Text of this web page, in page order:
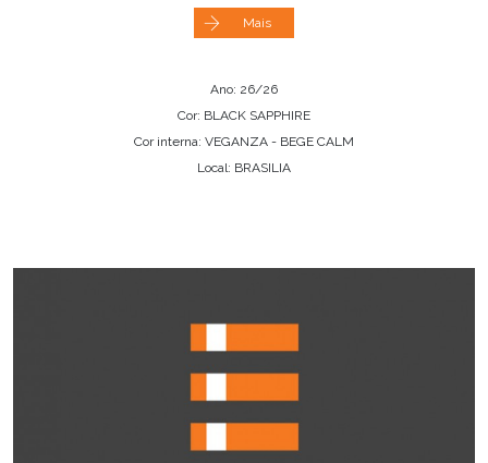
Mais
Ano: 26/26
Cor: BLACK SAPPHIRE
Cor interna: VEGANZA - BEGE CALM
Local: BRASILIA